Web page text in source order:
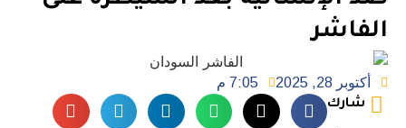
الفاشر
أكتوبر 28, 2025 7:05 م
شارك